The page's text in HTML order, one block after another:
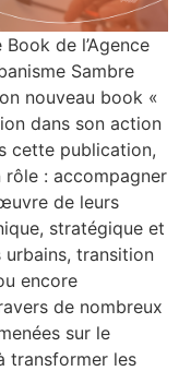
de l’Agence
Sambre
nouveau book «
dans son action
cette publication,
rôle : accompagner
de leurs
stratégique et
transition
encore
de nombreux
sur le
transformer les